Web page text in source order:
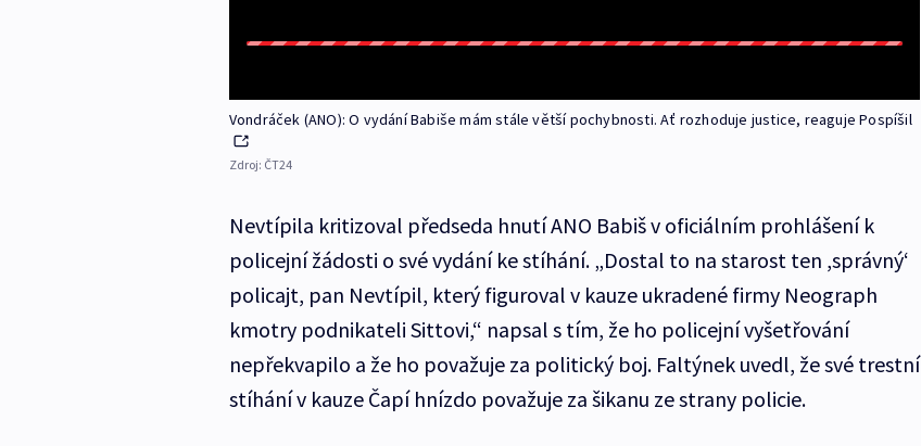
Vondráček (ANO): O vydání Babiše mám stále větší pochybnosti. Ať rozhoduje justice, reaguje Pospíšil
Zdroj: ČT24
Nevtípila kritizoval předseda hnutí ANO Babiš v oficiálním prohlášení k
policejní žádosti o své vydání ke stíhání. „Dostal to na starost ten ,správný‘
policajt, pan Nevtípil, který figuroval v kauze ukradené firmy Neograph
kmotry podnikateli Sittovi,“ napsal s tím, že ho policejní vyšetřování
nepřekvapilo a že ho považuje za politický boj. Faltýnek uvedl, že své trestní
stíhání v kauze Čapí hnízdo považuje za šikanu ze strany policie.